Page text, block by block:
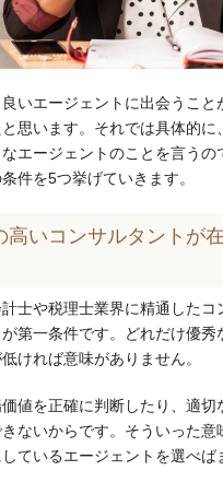
いエージェントに出会うこと
思います。それでは具体的に
エージェントのことを言うの
件を5つ挙げていきます。
高いコンサルタントが
士や税理士業界に精通したコ
が第一条件です。どれだけ優
ければ意味がありません。
値を正確に判断したり、適切
ないからです。そういった意
ているエージェントを選べば